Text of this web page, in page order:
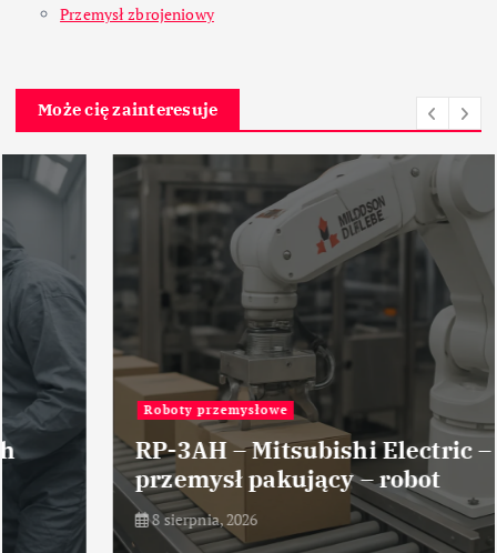
Przemysł zbrojeniowy
Może cię zainteresuje
Roboty przemysłowe
RP-3AH – Mitsubishi Electric –
przemysł pakujący – robot
8 sierpnia, 2026